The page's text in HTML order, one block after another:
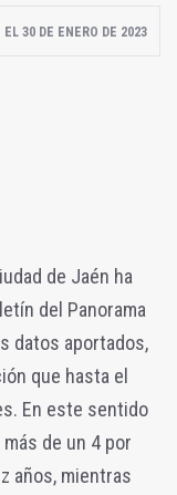
EL 30 DE ENERO DE 2023
de Jaén ha
del Panorama
datos aportados,
que hasta el
En este sentido
de un 4 por
años, mientras